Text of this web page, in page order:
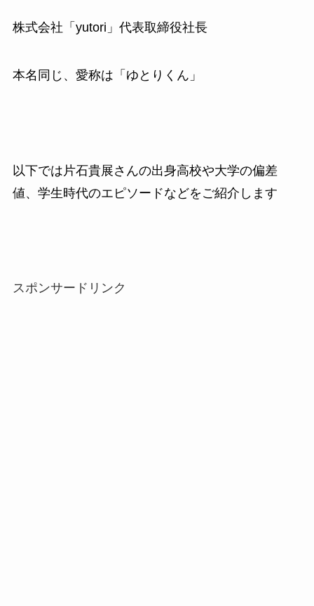
株式会社「yutori」代表取締役社長
本名同じ、愛称は「ゆとりくん」
以下では片石貴展さんの出身高校や大学の偏差
値、学生時代のエピソードなどをご紹介します
スポンサードリンク